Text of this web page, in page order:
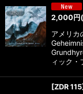
2,000円
アメリカ
ィック
[ZDR